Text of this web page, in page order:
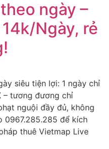
ngày –
Ngày, rẻ
siêu tiện lợi: 1 ngày chỉ
– tương đương chỉ
nguội đầy đủ, không
0967.285.285 để kích
thuê Vietmap Live